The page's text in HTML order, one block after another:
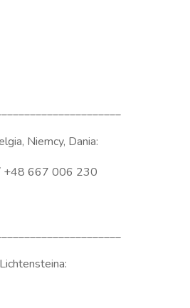
Niemcy, Dania:
667 006 230